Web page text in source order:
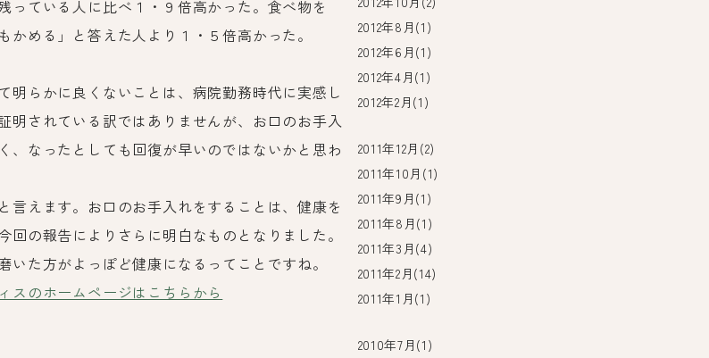
っている人に比べ１・９倍高かった。食べ物を
かめる」と答えた人より１・５倍高かった。
明らかに良くないことは、病院勤務時代に実感し
明されている訳ではありませんが、お口のお手入
、なったとしても回復が早いのではないかと思わ
言えます。お口のお手入れをすることは、健康を
の報告によりさらに明白なものとなりました。
た方がよっぽど健康になるってことですね。
スのホームページはこちらから
2012年8月(1)
2012年6月(1)
2012年4月(1)
2012年2月(1)
2011年12月(2)
2011年10月(1)
2011年9月(1)
2011年8月(1)
2011年3月(4)
2011年2月(14)
2011年1月(1)
2010年7月(1)